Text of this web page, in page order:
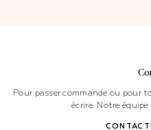
Pour passer commande ou pour
écrire. Notre